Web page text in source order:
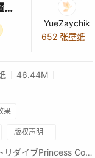
YueZaychik
652 张壁纸
46.44M
果
版权声明
プリンセスコネクトリダイブPrincess Connect! Re: Dive超异域公主连结！Re: Dive3星 魔法少女 智 3★ 主页动画壁纸3★トモ（マジカル） - Tomo通过 Waifu2x 降噪放大 + FFmpeg 60FPS 补帧处理21:9 3440*1440 带鱼屏适配16:9 标准比例版：https://steamcommunity.com/sharedfiles/filedetails/?id=2294772560PCR 16:9 合集：https://steamcommunity.com/sharedfiles/filedetails/?id=2134024999PCR 21:9 合集：https://steamcommunity.com/sharedfiles/filedetails/?id=2137377323